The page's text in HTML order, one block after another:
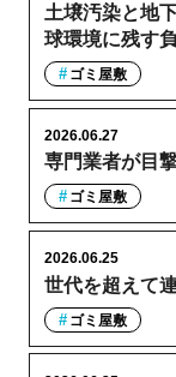
土壌汚染と地
球環境に残す
ゴミ屋敷
専門業者が目
2026.06.27
ゴミ屋敷
世代を超えて
2026.06.25
ゴミ屋敷